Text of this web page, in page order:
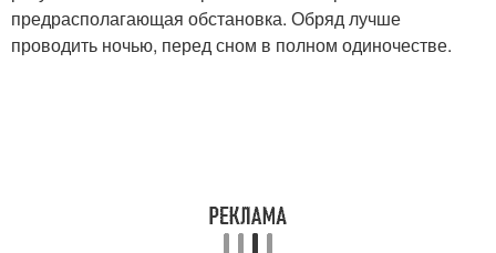
предрасполагающая обстановка. Обряд лучше
проводить ночью, перед сном в полном одиночестве.